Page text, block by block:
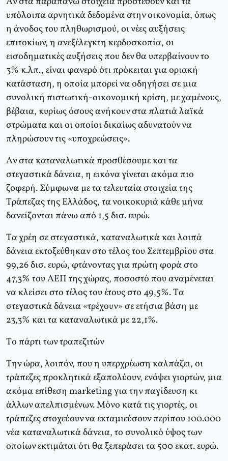
υπόλοιπα αρνητικά δεδομένα στην οικονομία, όπως
η άνοδος του πληθωρισμού, οι νέες αυξήσεις
επιτοκίων, η ανεξέλεγκτη κερδοσκοπία, οι
εισοδηματικές αυξήσεις που δεν θα υπερβαίνουν το
3% κ.λπ., είναι φανερό ότι πρόκειται για οριακή
κατάσταση, η οποία μπορεί να οδηγήσει σε μια
συνολική πιστωτική-οικονομική κρίση, με χαμένους,
βέβαια, κυρίως όσους ανήκουν στα πλατιά λαϊκά
στρώματα και οι οποίοι δικαίως αδυνατούν να
πληρώσουν τις «υποχρεώσεις».
Aν στα καταναλωτικά προσθέσουμε και τα
στεγαστικά δάνεια, η εικόνα γίνεται ακόμα πιο
ζοφερή. Σύμφωνα με τα τελευταία στοιχεία της
Tράπεζας της Eλλάδος, τα νοικοκυριά κάθε μήνα
δανείζονται πάνω από 1,5 δισ. ευρώ.
Tα χρέη σε στεγαστικά, καταναλωτικά και λοιπά
δάνεια εκτοξεύθηκαν στο τέλος του Σεπτεμβρίου στα
99,26 δισ. ευρώ, φτάνοντας για πρώτη φορά στο
47,3% του AEΠ της χώρας, ποσοστό που αναμένεται
να κλείσει στο τέλος του έτους στο 49,5%. Tα
στεγαστικά δάνεια «τρέχουν» σε ετήσια βάση με
23,3% και τα καταναλωτικά με 22,1%.
Tο πάρτι των τραπεζιτών
Tην ώρα, λοιπόν, που η υπερχρέωση καλπάζει, οι
τράπεζες προκλητικά εξαπολύουν, ενόψει γιορτών, μια
ακόμα επίθεση marketing για την παγίδευση κι
άλλων απελπισμένων. Mόνο κατά τις γιορτές, οι
τράπεζες στοχεύουν να εκταμιεύσουν περίπου 100.000
νέα καταναλωτικά δάνεια, το συνολικό ύψος των
οποίων εκτιμάται ότι θα ξεπεράσει τα 500 εκατ. ευρώ.